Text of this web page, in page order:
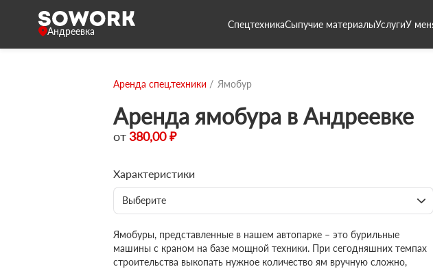
Андреевка
СпецтехникаСыпучие материалыУслугиУ
Аренда спец.техники Ямобур
Аренда ямобура в Андреевке
от380,00 ₽
Характеристики
Выберите
Ямобуры, представленные в нашем автопарке – это бурильные
машины с краном на базе мощной техники. При сегодняшних темпах
строительства выкопать нужное количество ям вручную сложно,